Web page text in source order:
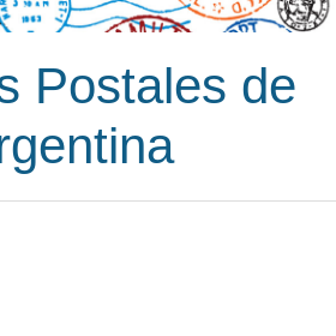
Postales de